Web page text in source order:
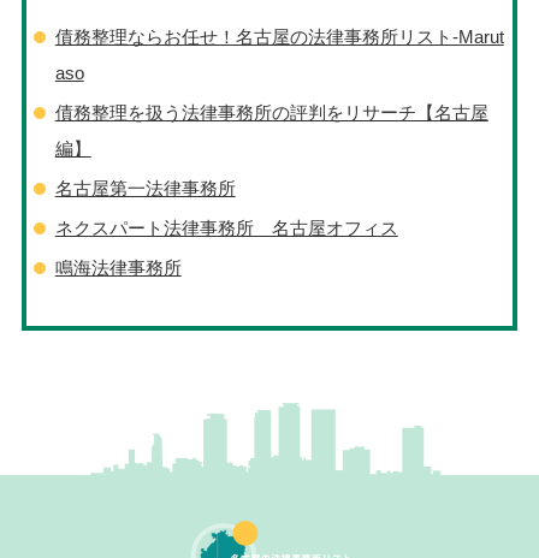
債務整理ならお任せ！名古屋の法律事務所リスト‐Marut
aso
債務整理を扱う法律事務所の評判をリサーチ【名古屋
編】
名古屋第一法律事務所
ネクスパート法律事務所 名古屋オフィス
鳴海法律事務所